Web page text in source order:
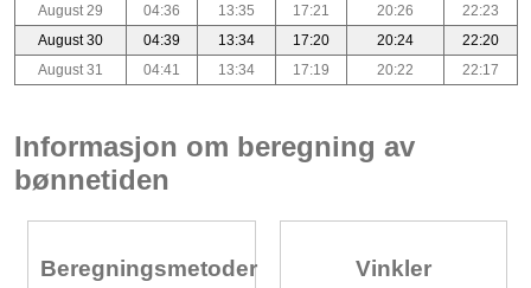
August 29
04:36 13:35 17:21 20:26
22:23
August 30
04:39 13:34 17:20 20:24
22:20
August 31
04:41 13:34 17:19 20:22 22:17
Informasjon om beregning av
bønnetiden
Beregningsmetoder Vinkler